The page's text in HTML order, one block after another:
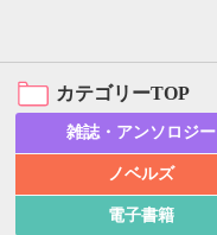
カテゴリーTOP
雑誌・アンソロジー
ノベルズ
電子書籍